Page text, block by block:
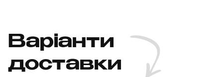
Варіанти
доставки